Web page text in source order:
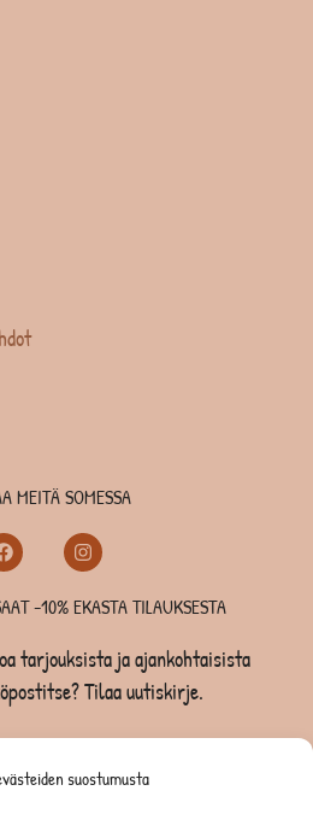
suostumusta
MEITÄ SOMESSA
-10% EKASTA TILAUKSESTA
tarjouksista ja ajankohtaisista
Tilaa uutiskirje.
EKASTA TILAUKSESTA